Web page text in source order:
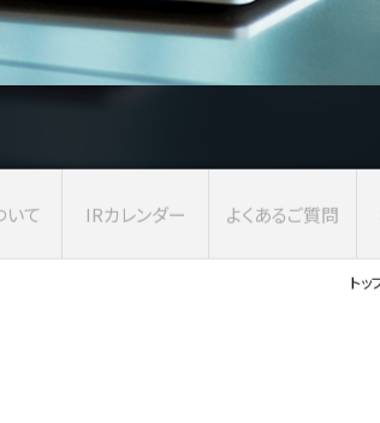
いて IRカレンダー よくあるご質問
トッ